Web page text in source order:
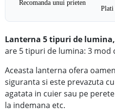
Recomanda unui prieten
Plati
Lanterna 5 tipuri de
are 5 tipuri de lumina: 3
Aceasta lanterna ofera
siguranta si este prevazuta
agatata in cuier sau pe
la indemana etc.